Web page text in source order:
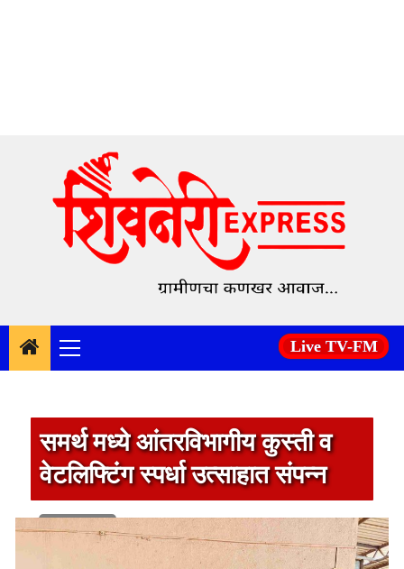
content
Primary
Menu
Live TV-FM
समर्थ मध्ये आंतरविभागीय कुस्ती व
वेटलिफ्टिंग स्पर्धा उत्साहात संपन्न